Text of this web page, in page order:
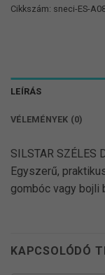
Cikkszám: sneci-ES-
LEÍRÁS
VÉLEMÉNYEK (0)
SILSTAR SZÉLES
Egyszerű,
gombóc vagy bojli
KAPCSOLÓDÓ